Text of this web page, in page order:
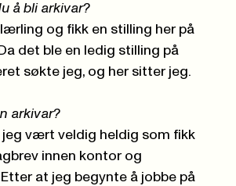
å bli arkivar?
og fikk en stilling her på
det ble en ledig stilling på
søkte jeg, og her sitter jeg.
arkivar?
jeg vært veldig heldig som fikk
innen kontor og
at jeg begynte å jobbe på